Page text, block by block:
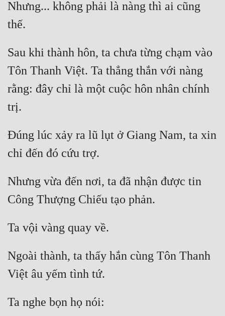
Tu Chân
Tội Phạm
Vô Địch
Võ Hiệp
Võng Du
Xuyên Không
Xuyên Nhanh
Đô Thị
Đông Phương
Đông Phương Huyền Huyễn
Nhưng... không phải là nàng thì ai cũng
thế.
Sau khi thành hôn, ta chưa từng chạm vào
Tôn Thanh Việt. Ta thẳng thắn với nàng
rằng: đây chỉ là một cuộc hôn nhân chính
trị.
Đúng lúc xảy ra lũ lụt ở Giang Nam, ta xin
chỉ đến đó cứu trợ.
Nhưng vừa đến nơi, ta đã nhận được tin
Công Thượng Chiếu tạo phản.
Ta vội vàng quay về.
Ngoài thành, ta thấy hắn cùng Tôn Thanh
Việt âu yếm tình tứ.
Ta nghe bọn họ nói: